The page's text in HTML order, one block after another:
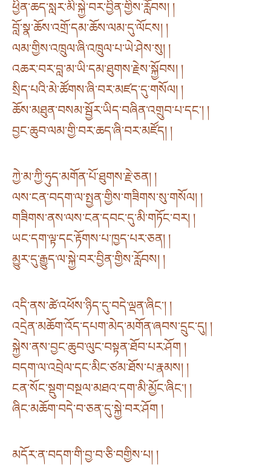
ཕྱིན་ཆད་སླར་མི་སྐྱེ་བར་བྱིན་གྱིས་རློབས། །
བློ་སྣ་ཆོས་འགྲོ་དམ་ཆོས་ལམ་དུ་ལོངས། །
ལམ་གྱིས་འཁྲུལ་ཞི་འཁྲུལ་པ་ཡེ་ཤེས་སུ། །
འཆར་བར་བླ་མ་ཡི་དམ་ཐུགས་རྗེས་སྐྱོབས། །
སྲིད་པའི་མེ་ཚོགས་ཞི་བར་མཛད་དུ་གསོལ། །
ཆོས་མཐུན་བསམ་སྦྱོར་ཡིད་བཞིན་འགྲུབ་པ་དང་། །
བྱང་ཆུབ་ལམ་གྱི་བར་ཆད་ཞི་བར་མཛོད། །
ཀྱེ་མ་ཀྱི་ཧུད་མགོན་པོ་ཐུགས་རྗེ་ཅན། །
ལས་ངན་བདག་ལ་སྤྱན་གྱིས་གཟིགས་སུ་གསོལ། །
གཟིགས་ནས་ལས་ངན་དབང་དུ་མི་གཏོང་བར། །
ཡང་དག་ལྟ་དང་རྟོགས་པ་ཁྱད་པར་ཅན། །
མྱུར་དུ་རྒྱུད་ལ་སྐྱེ་བར་བྱིན་གྱིས་རློབས། །
འདི་ནས་ཚེ་འཕོས་ཉིད་དུ་བདེ་ལྡན་ཞིང་། །
འདྲེན་མཆོག་འོད་དཔག་མེད་མགོན་ཞབས་དྲུང་དུ། །
སྐྱེས་ནས་བྱང་ཆུབ་ལུང་བསྟན་ཐོབ་པར་ཤོག །
བདག་ལ་འབྲེལ་དང་མིང་ཙམ་ཐོས་པ་རྣམས། །
ངན་སོང་སྡུག་བསྔལ་མཐའ་དག་མི་མྱོང་ཞིང་། །
ཞིང་མཆོག་བདེ་བ་ཅན་དུ་སྐྱེ་བར་ཤོག །
མདོར་ན་བདག་གི་བྱ་བ་ཅི་བགྱིས་པ། །